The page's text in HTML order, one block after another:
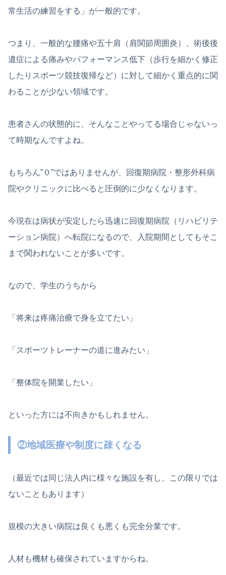
常生活の練習をする」が一般的です。
つまり、一般的な腰痛や五十肩（肩関節周囲炎）、術後後
遺症による痛みやパフォーマンス低下（歩行を細かく修正
したりスポーツ競技復帰など）に対して細かく重点的に関
わることが少ない領域です。
患者さんの状態的に、そんなことやってる場合じゃないっ
て時期なんですよね。
もちろん”０”ではありませんが、回復期病院・整形外科病
院やクリニックに比べると圧倒的に少なくなります。
今現在は病状が安定したら迅速に回復期病院（リハビリテ
ーション病院）へ転院になるので、入院期間としてもそこ
まで関われないことが多いです。
なので、学生のうちから
「将来は疼痛治療で身を立てたい」
「スポーツトレーナーの道に進みたい」
「整体院を開業したい」
といった方には不向きかもしれません。
②地域医療や制度に疎くなる
（最近では同じ法人内に様々な施設を有し、この限りでは
ないこともあります）
規模の大きい病院は良くも悪くも完全分業です。
人材も機材も確保されていますからね。